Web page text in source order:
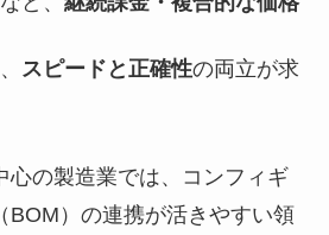
スピードと正確性の両立が求
心の製造業では、コンフィギ
BOM）の連携が活きやすい領